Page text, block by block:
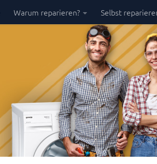
Warum reparieren? Selbst